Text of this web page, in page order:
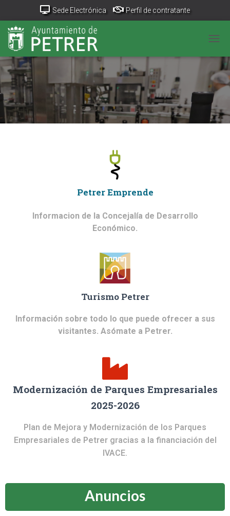
Sede Electrónica Perfil de contratante
Portal Transparencia
Canal de denuncias
Petrer Emprende
Informacion de la Concejalía de Desarrollo
Económico.
Turismo Petrer
Información sobre todo lo que puede ofrecer a sus
visitantes. Asómate a Petrer.
Modernización de Parques Empresariales
2025-2026
Plan de Mejora y Modernización de los Parques
Empresariales de Petrer gracias a la financiación del
IVACE.
Anuncios